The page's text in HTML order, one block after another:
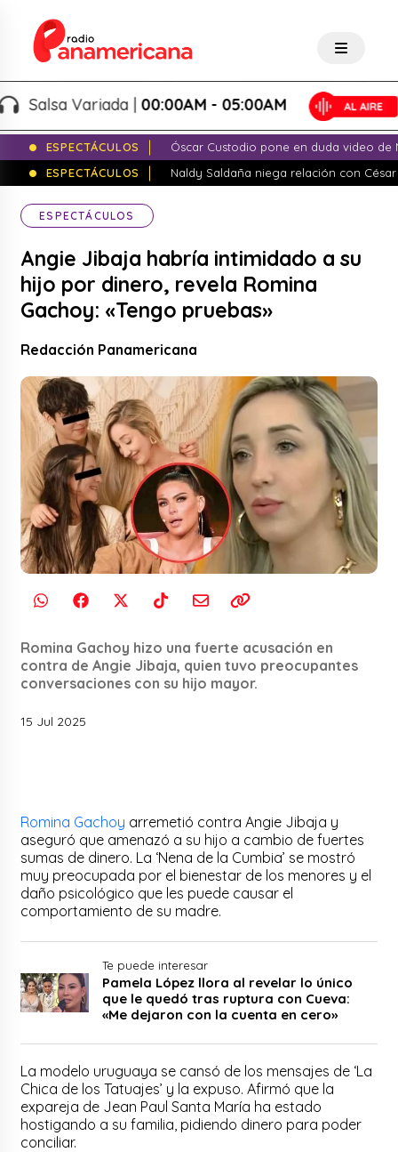
Variada |00:00AM - 05:00AM
ESPECTÁCULOS
Óscar Custodio pone en duda video de
ESPECTÁCULOS
Naldy Saldaña niega relación con
ESPECTÁCULOS
Angie Jibaja habría intimidado a su
hijo por dinero, revela Romina
Gachoy: «Tengo pruebas»
Redacción Panamericana
Romina Gachoy hizo una fuerte acusación en
contra de Angie Jibaja, quien tuvo preocupantes
conversaciones con su hijo mayor.
15 Jul 2025
Romina Gachoy arremetió contra Angie Jibaja y
aseguró que amenazó a su hijo a cambio de fuertes
sumas de dinero. La ‘Nena de la Cumbia’ se mostró
muy preocupada por el bienestar de los menores y el
daño psicológico que les puede causar el
comportamiento de su madre.
Te puede interesar
Pamela López llora al revelar lo único
que le quedó tras ruptura con Cueva:
«Me dejaron con la cuenta en cero»
La modelo uruguaya se cansó de los mensajes de ‘La
Chica de los Tatuajes’ y la expuso. Afirmó que la
expareja de Jean Paul Santa María ha estado
hostigando a su familia, pidiendo dinero para poder
conciliar.